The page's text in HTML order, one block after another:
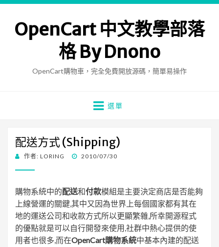
OpenCart 中文教學部落
格 By Dnono
OpenCart購物車，完全免費開放源碼，簡單易操作
選單
配送方式 (Shipping)
作者: LORING
發 2010/07/30
購物系統中的配送和付款模組是主要決定商店是否能夠
上線營運的關鍵,其中又因為世界上每個國家都有其在
地的運送公司和收款方式所以更顯繁雜,所幸開源程式
的優點就是可以自行開發來使用,社群中熱心提供的使
用者也很多,而在OpenCart購物系統中基本內建的配送